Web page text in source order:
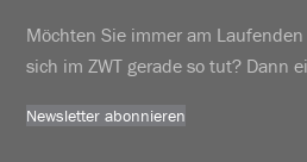
Möchten Sie immer am
sich im ZWT gerade so tut? Dann
Newsletter abonnieren